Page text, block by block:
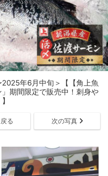
2025年6月中旬＞【【角上魚
期間限定で販売中！刺身や
る 次の写真